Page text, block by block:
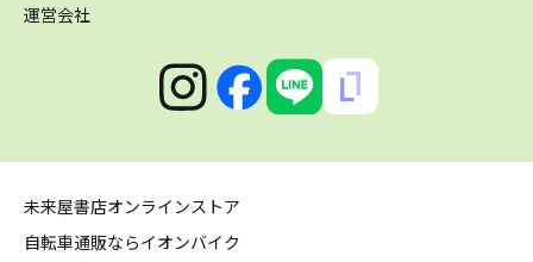
運営会社
未来屋書店オンラインストア
自転車通販ならイオンバイク